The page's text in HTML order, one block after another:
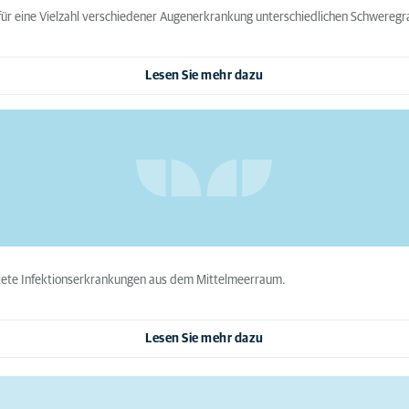
eine Vielzahl verschiedener Augenerkrankung unterschiedlichen
Lesen Sie mehr dazu
Infektionserkrankungen aus dem Mittelmeerraum.
Lesen Sie mehr dazu